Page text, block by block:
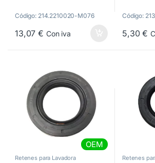
HK1577356
Código: 214.2210020-M076
13,07€ Con iva
Bote
Código:
5,30€
OEM
Retenes para Lavadora Retenes